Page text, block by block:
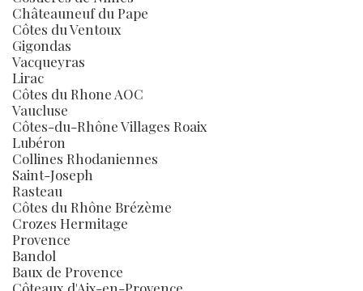
Châteauneuf du Pape
Côtes du Ventoux
Gigondas
Vacqueyras
Lirac
Côtes du Rhone AOC
Vaucluse
Côtes-du-Rhône Villages Roaix
Lubéron
Collines Rhodaniennes
Saint-Joseph
Rasteau
Côtes du Rhône Brézème
Crozes Hermitage
Provence
Bandol
Baux de Provence